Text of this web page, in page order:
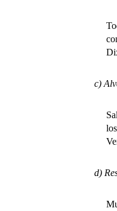
commo lo
Dixo el
c) Alvar
los braços
Venides,
d) Resalta